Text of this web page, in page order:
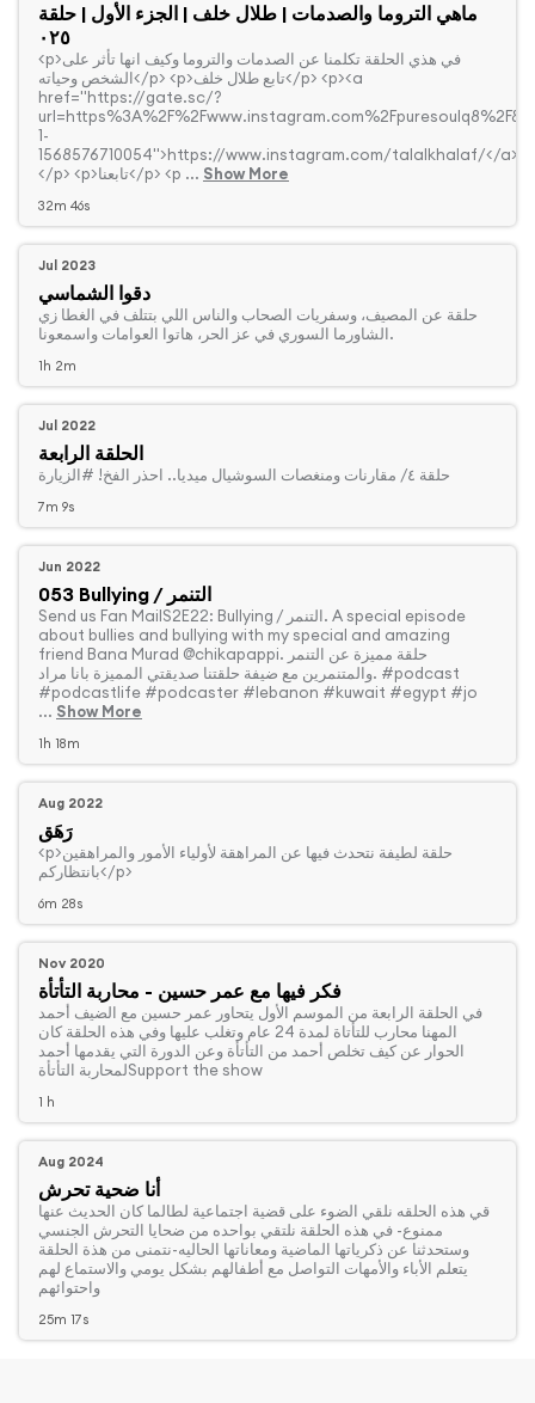
ماهي التروما والصدمات | طلال خلف | الجزء الأول | حلقة
٠٢٥
الشخص وحياته</p> <p>تابع طلال خلف</p> <p><a
href="https://gate.sc/?
1-
1568576710054">https://www.instagram.com/talalkhalaf/</a>
</p> <p>تابعنا</p> <p ... Show More
32m 46s
Jul 2023
دقوا الشماسي
‏حلقة عن المصيف، وسفريات الصحاب والناس اللي بتتلف في الغطا زي
الشاورما السوري في عز الحر، هاتوا العوامات واسمعونا.
1h 2m
Jul 2022
الحلقة الرابعة
‏حلقة ٤/ مقارنات ومنغصات السوشيال ميديا.. احذر الفخ! #الزيارة
7m 9s
Jun 2022
053 Bullying / التنمر
about bullies and bullying with my special and amazing
friend Bana Murad @chikapappi. حلقة مميزة عن التنمر
والمتنمرين مع ضيفة حلقتنا صديقتي المميزة بانا مراد. #podcast
#podcastlife #podcaster #lebanon #kuwait #egypt #jo
... Show More
1h 18m
Aug 2022
رَهَق
بانتظاركم</p>
6m 28s
Nov 2020
فكر فيها مع عمر حسين - محاربة التأتأة
‏في الحلقة الرابعة من الموسم الأول يتحاور عمر حسين مع الضيف أحمد
المهنا محارب للتأتاة لمدة 24 عام وتغلب عليها وفي هذه الحلقة كان
الحوار عن كيف تخلص أحمد من التأتأة وعن الدورة التي يقدمها أحمد
لمحاربة التأتأةSupport the show
1 h
Aug 2024
أنا ضحية تحرش
‏قي هذه الحلقه نلقي الضوء على قضية اجتماعية لطالما كان الحديث عنها
ممنوع- في هذه الحلقة نلتقي بواحده من ضحايا التحرش الجنسي
وستحدثنا عن ذكرياتها الماضية ومعاناتها الحاليه-نتمنى من هذة الحلقة
يتعلم الأباء والأمهات التواصل مع أطفالهم بشكل يومي والاستماع لهم
واحتوائهم
25m 17s